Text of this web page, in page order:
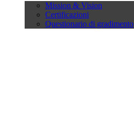
Mission & Vision
Certificazioni
Questionario di gradimento